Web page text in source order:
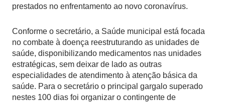
prestados no enfrentamento ao novo coronavírus.
Conforme o secretário, a Saúde municipal está focada
no combate à doença reestruturando as unidades de
saúde, disponibilizando medicamentos nas unidades
estratégicas, sem deixar de lado as outras
especialidades de atendimento à atenção básica da
saúde. Para o secretário o principal gargalo superado
nestes 100 dias foi organizar o contingente de